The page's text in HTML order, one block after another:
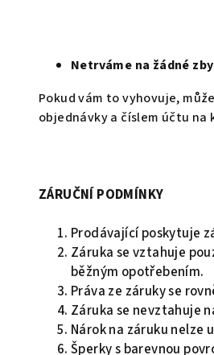
Netrváme na žádné
Pokud vám to vyhovuje,
objednávky a číslem účtu
ZÁRUČNÍ PODMÍNKY
Prodávající poskytuje
Záruka se vztahuje
běžným opotřebením.
Práva ze záruky se
Záruka se nevztahuje
Nárok na záruku
Šperky s barevnou